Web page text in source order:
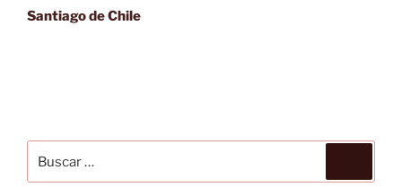
entrada
Santiago de Chile
por: